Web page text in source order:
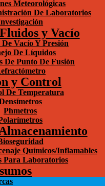
Meteorológicas
De Laboratorios
y Vacío
De Vacío Y Presión
De Líquidos
De Punto De Fusión
y Control
De Temperatura
Phmetros
Químicos/Inflamables
Para Laboratorios